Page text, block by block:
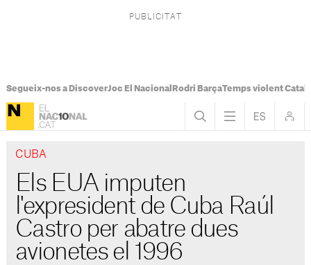
Segueix-nos a DiscoverJoc El Nacional Rodri BarçaTemps violent
CUBA
Els EUA imputen
l'expresident de Cuba Raúl
Castro per abatre dues
avionetes el 1996